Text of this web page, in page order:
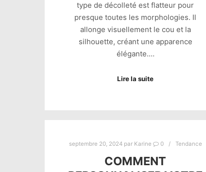
type de décolleté est flatteur pour
presque toutes les morphologies. Il
allonge visuellement le cou et la
silhouette, créant une apparence
élégante.…
Lire la suite
septembre 20, 2024par Karine 0 Tendance
COMMENT